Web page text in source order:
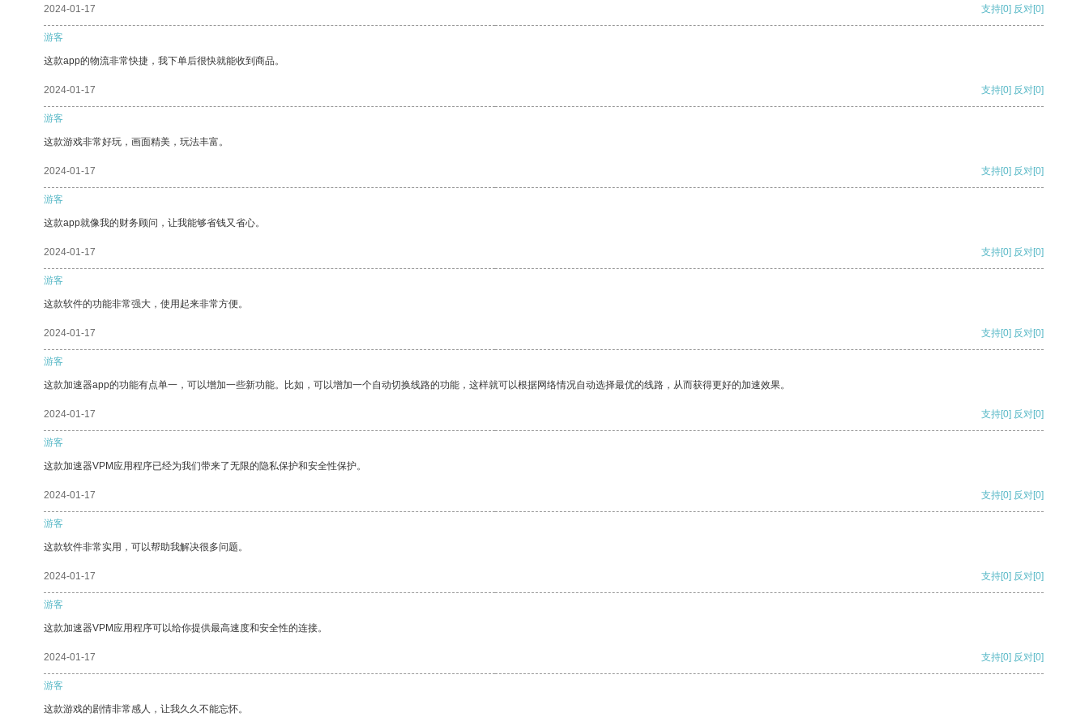
2024-01-17 支持[0] 反对[0]
游客
这款app的物流非常快捷，我下单后很快就能收到商品。
2024-01-17 支持[0] 反对[0]
游客
这款游戏非常好玩，画面精美，玩法丰富。
2024-01-17 支持[0] 反对[0]
游客
这款app就像我的财务顾问，让我能够省钱又省心。
2024-01-17 支持[0] 反对[0]
游客
这款软件的功能非常强大，使用起来非常方便。
2024-01-17 支持[0] 反对[0]
游客
这款加速器app的功能有点单一，可以增加一些新功能。比如，可以增加一个自动切换线路的功能，这样就可以根据网络情况自动选择最优的线路，从而获得更好的加速效果。
2024-01-17 支持[0] 反对[0]
游客
这款加速器VPM应用程序已经为我们带来了无限的隐私保护和安全性保护。
2024-01-17 支持[0] 反对[0]
游客
这款软件非常实用，可以帮助我解决很多问题。
2024-01-17 支持[0] 反对[0]
游客
这款加速器VPM应用程序可以给你提供最高速度和安全性的连接。
2024-01-17 支持[0] 反对[0]
游客
这款游戏的剧情非常感人，让我久久不能忘怀。